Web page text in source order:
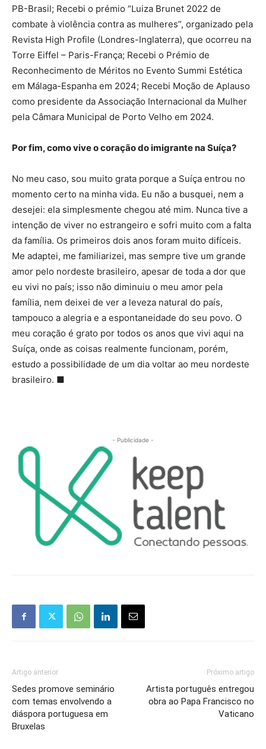
PB-Brasil; Recebi o prémio “Luiza Brunet 2022 de
combate à violência contra as mulheres”, organizado pela
Revista High Profile (Londres-Inglaterra), que ocorreu na
Torre Eiffel – Paris-França; Recebi o Prémio de
Reconhecimento de Méritos no Evento Summi Estética
em Málaga-Espanha em 2024; Recebi Moção de Aplauso
como presidente da Associação Internacional da Mulher
pela Câmara Municipal de Porto Velho em 2024.
Por fim, como vive o coração do imigrante na Suíça?
No meu caso, sou muito grata porque a Suíça entrou no
momento certo na minha vida. Eu não a busquei, nem a
desejei: ela simplesmente chegou até mim. Nunca tive a
intenção de viver no estrangeiro e sofri muito com a falta
da família. Os primeiros dois anos foram muito difíceis.
Me adaptei, me familiarizei, mas sempre tive um grande
amor pelo nordeste brasileiro, apesar de toda a dor que
eu vivi no país; isso não diminuiu o meu amor pela
família, nem deixei de ver a leveza natural do país,
tampouco a alegria e a espontaneidade do seu povo. O
meu coração é grato por todos os anos que vivi aqui na
Suíça, onde as coisas realmente funcionam, porém,
estudo a possibilidade de um dia voltar ao meu nordeste
brasileiro. ■
- Publicidade -
Artigo anterior
Sedes promove seminário
com temas envolvendo a
diáspora portuguesa em
Bruxelas
Próximo artigo
Artista português entregou
obra ao Papa Francisco no
Vaticano